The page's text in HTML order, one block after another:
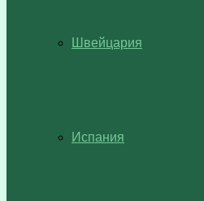
Швейцария
Испания